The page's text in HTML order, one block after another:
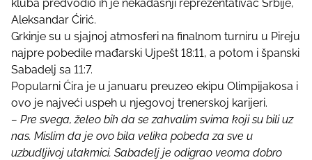
t
h
i
s
p
o
s
t
o
kluba predvodio ih je nekadašnji reprezentativac Srbije,
Aleksandar Ćirić.
Grkinje su u sjajnoj atmosferi na finalnom turniru u Pireju
najpre pobedile mađarski Ujpešt 18:11, a potom i španski
Sabadelj sa 11:7.
Popularni Ćira je u januaru preuzeo ekipu Olimpijakosa i
ovo je najveći uspeh u njegovoj trenerskoj karijeri.
– Pre svega, želeo bih da se zahvalim svima koji su bili uz
nas. Mislim da je ovo bila velika pobeda za sve u
uzbudljivoj utakmici. Sabadelj je odigrao veoma dobro